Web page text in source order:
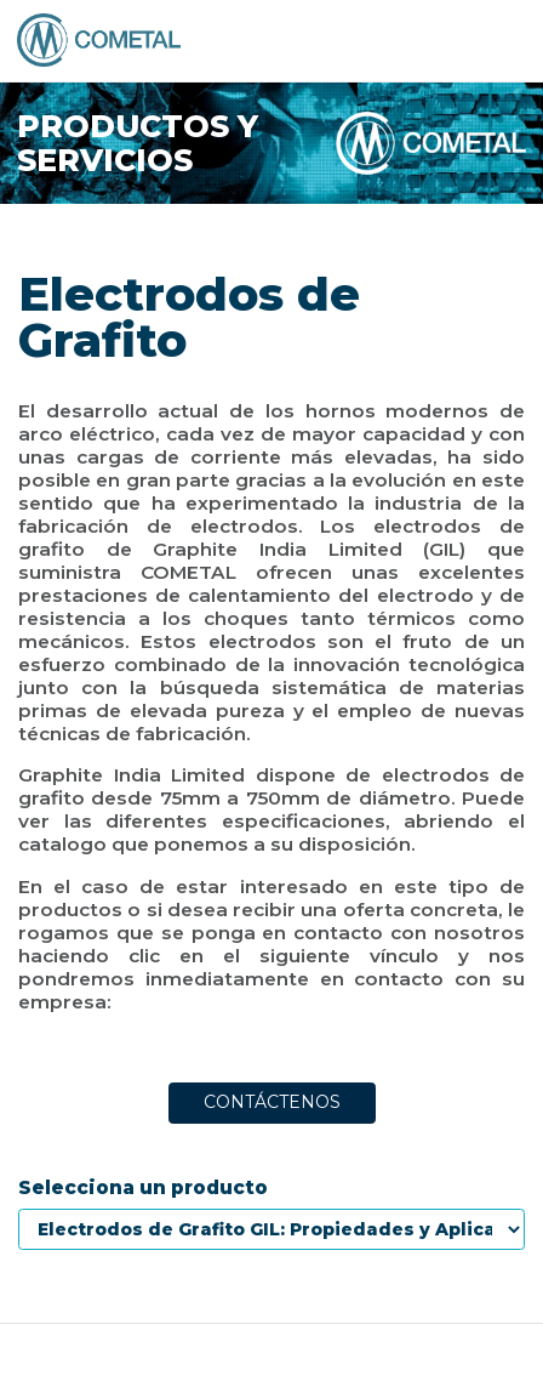
PRODUCTOS Y
SERVICIOS
Electrodos de
Grafito
El desarrollo actual de los hornos modernos de
arco eléctrico, cada vez de mayor capacidad y con
unas cargas de corriente más elevadas, ha sido
posible en gran parte gracias a la evolución en este
sentido que ha experimentado la industria de la
fabricación de electrodos. Los electrodos de
grafito de Graphite India Limited (GIL) que
suministra COMETAL ofrecen unas excelentes
prestaciones de calentamiento del electrodo y de
resistencia a los choques tanto térmicos como
mecánicos. Estos electrodos son el fruto de un
esfuerzo combinado de la innovación tecnológica
junto con la búsqueda sistemática de materias
primas de elevada pureza y el empleo de nuevas
técnicas de fabricación.
Graphite India Limited dispone de electrodos de
grafito desde 75mm a 750mm de diámetro. Puede
ver las diferentes especificaciones, abriendo el
catalogo que ponemos a su disposición.
En el caso de estar interesado en este tipo de
productos o si desea recibir una oferta concreta, le
rogamos que se ponga en contacto con nosotros
haciendo clic en el siguiente vínculo y nos
pondremos inmediatamente en contacto con su
empresa:
CONTÁCTENOS
Selecciona un producto